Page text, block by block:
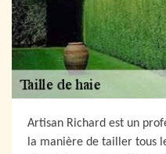
Artisan Richard est un
la manière de tailler tous